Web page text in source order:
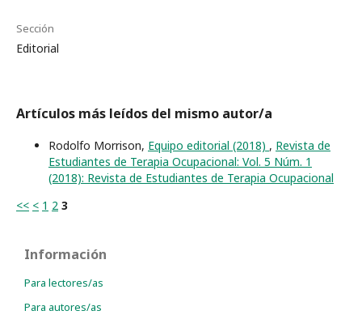
Sección
Editorial
Artículos más leídos del mismo autor/a
Rodolfo Morrison, Equipo editorial (2018) , Revista de
Estudiantes de Terapia Ocupacional: Vol. 5 Núm. 1
(2018): Revista de Estudiantes de Terapia Ocupacional
<< < 1 2 3
Información
Para lectores/as
Para autores/as